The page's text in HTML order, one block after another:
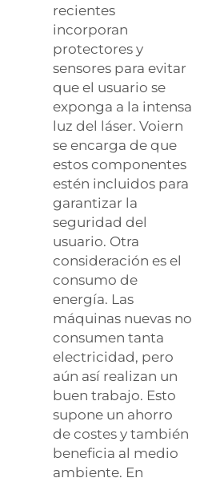
recientes
incorporan
protectores y
sensores para evitar
que el usuario se
exponga a la intensa
luz del láser. Voiern
se encarga de que
estos componentes
estén incluidos para
garantizar la
seguridad del
usuario. Otra
consideración es el
consumo de
energía. Las
máquinas nuevas no
consumen tanta
electricidad, pero
aún así realizan un
buen trabajo. Esto
supone un ahorro
de costes y también
beneficia al medio
ambiente. En